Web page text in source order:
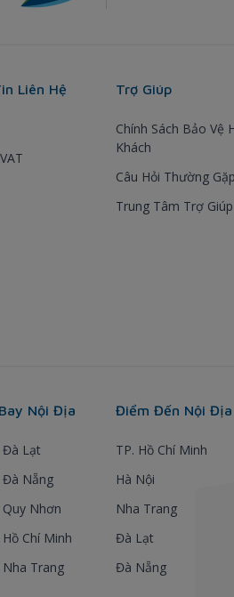
Liên Hệ Trợ Giúp
Chính Sách Bảo Vệ
Khách
Câu Hỏi Thường Gặp
Trung Tâm Trợ Giúp
Nội Địa
Đà Lạt
Đà Nẵng
Nhơn
Chí Minh
Trang
Điểm Đến Nội Địa
TP. Hồ Chí Minh
Hà Nội
Nha Trang
Đà Lạt
Đà Nẵng